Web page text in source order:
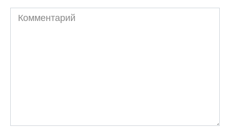
Комментарий